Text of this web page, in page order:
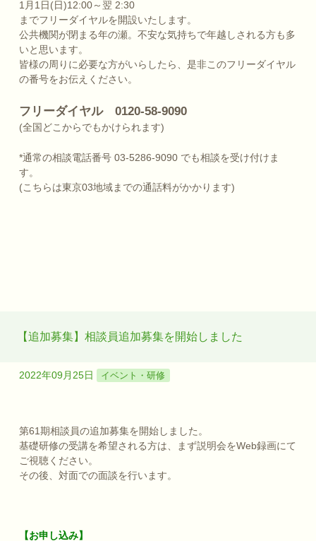
1月1日(日)12:00～翌 2:30
までフリーダイヤルを開設いたします。
公共機関が閉まる年の瀬。不安な気持ちで年越しされる方も多
いと思います。
皆様の周りに必要な方がいらしたら、是非このフリーダイヤル
の番号をお伝えください。
フリーダイヤル 0120-58-9090
(全国どこからでもかけられます)
*通常の相談電話番号 03-5286-9090 でも相談を受け付けま
す。
(こちらは東京03地域までの通話料がかかります)
【追加募集】相談員追加募集を開始しました
2022年09月25日 イベント・研修
第61期相談員の追加募集を開始しました。
基礎研修の受講を希望される方は、まず説明会をWeb録画にて
ご視聴ください。
その後、対面での面談を行います。
【お申し込み】